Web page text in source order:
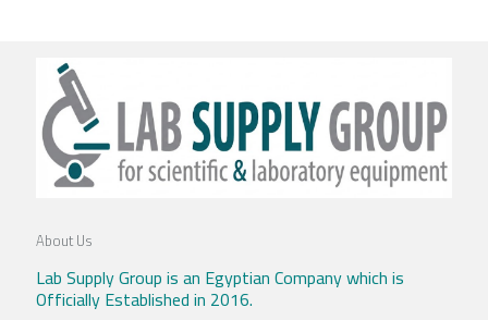
About Us
Lab Supply Group is an Egyptian Company which is
Officially Established in 2016.